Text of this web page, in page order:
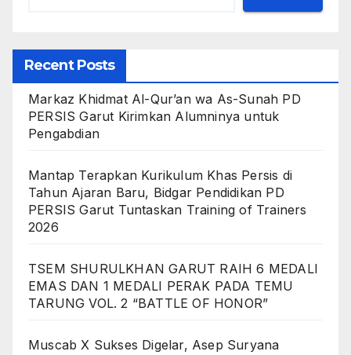
Recent Posts
Markaz Khidmat Al-Qur’an wa As-Sunah PD
PERSIS Garut Kirimkan Alumninya untuk
Pengabdian
Mantap Terapkan Kurikulum Khas Persis di
Tahun Ajaran Baru, Bidgar Pendidikan PD
PERSIS Garut Tuntaskan Training of Trainers
2026
TSEM SHURULKHAN GARUT RAIH 6 MEDALI
EMAS DAN 1 MEDALI PERAK PADA TEMU
TARUNG VOL. 2 “BATTLE OF HONOR”
Muscab X Sukses Digelar, Asep Suryana